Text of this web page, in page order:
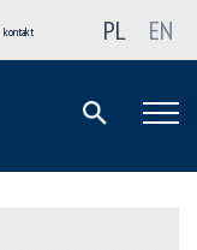
kontakt PL EN